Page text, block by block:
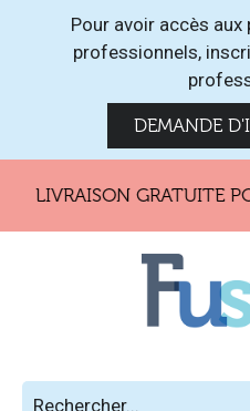
Pour avoir accès
professionnels,
DEMANDE
LIVRAISON GRATUITE